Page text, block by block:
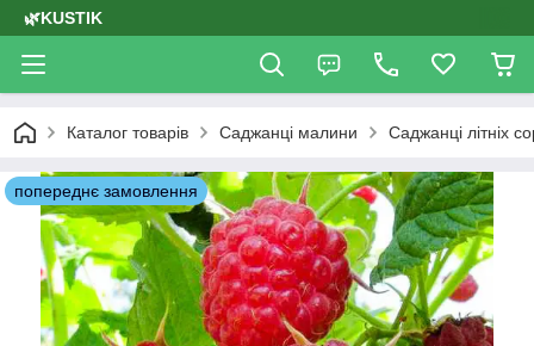
🌿KUSTIK
Каталог товарів Саджанці малини Саджанці літніх
попереднє замовлення